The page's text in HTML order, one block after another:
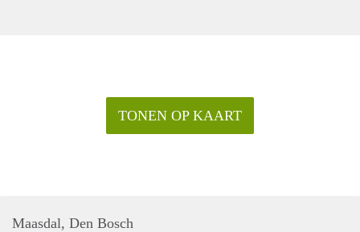
TONEN OP KAART
Maasdal, Den Bosch